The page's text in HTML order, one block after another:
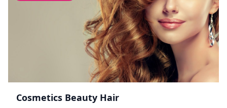
Cosmetics Beauty Hair